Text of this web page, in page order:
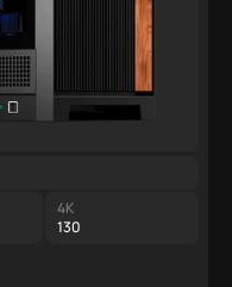
4K
130